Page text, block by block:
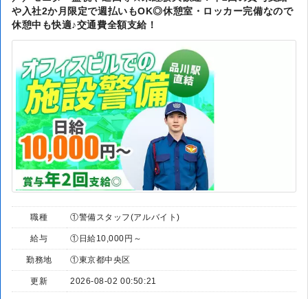
や入社2か月限定で週払いもOK◎休憩室・ロッカー完備なので
休憩中も快適♪交通費全額支給！
職種 ①警備スタッフ(アルバイト)
給与 ①日給10,000円～
勤務地 ①東京都中央区
更新 2026-08-02 00:50:21